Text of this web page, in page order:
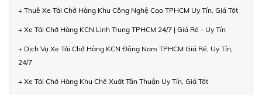
+ Thuê Xe Tải Chở Hàng Khu Công Nghệ Cao TPHCM Uy Tín, Giá Tốt
+ Xe Tải Chở Hàng KCN Linh Trung TPHCM 24/7 | Giá Rẻ - Uy Tín
+ Dịch Vụ Xe Tải Chở Hàng KCN Đông Nam TPHCM Giá Rẻ, Uy Tín,
24/7
+ Xe Tải Chở Hàng Khu Chế Xuất Tân Thuận Uy Tín, Giá Tốt